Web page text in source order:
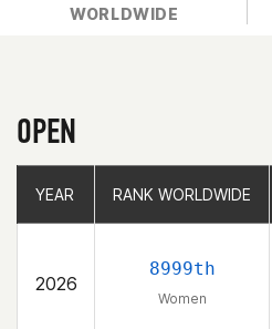
WORLDWIDE
OPEN
YEAR RANK WORLDWIDE
2026
8999th
Women
YEAR RANK WORLDWIDE